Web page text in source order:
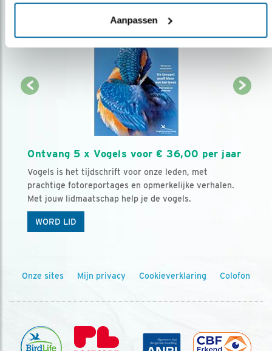
Aanpassen
Ontvang 5 x Vogels voor € 36,00 per jaar
Vogels is het tijdschrift voor onze leden, met
prachtige fotoreportages en opmerkelijke verhalen.
Met jouw lidmaatschap help je de vogels.
WORD LID
Onze sites Mijn privacy Cookieverklaring Colofon